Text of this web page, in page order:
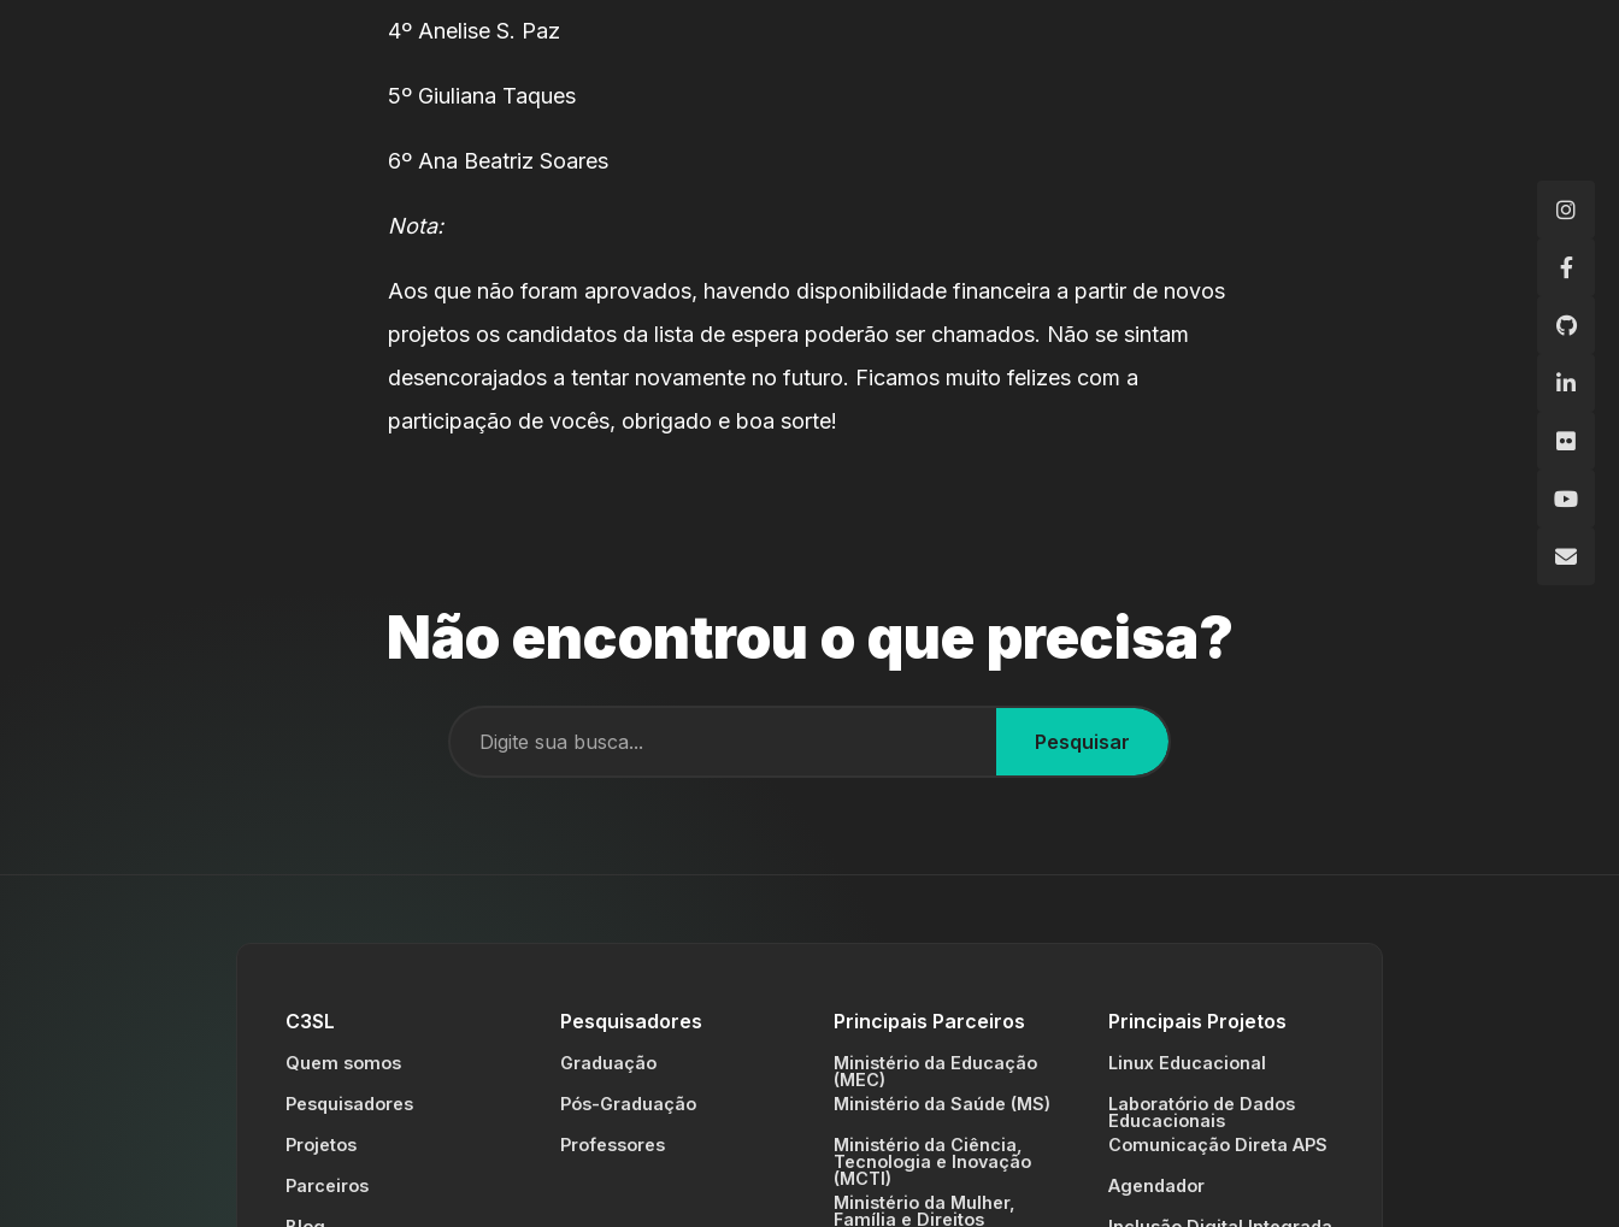
4º Anelise S. Paz
5º Giuliana Taques
6º Ana Beatriz Soares
Nota:
Aos que não foram aprovados, havendo disponibilidade financeira a partir de novos
projetos os candidatos da lista de espera poderão ser chamados. Não se sintam
desencorajados a tentar novamente no futuro. Ficamos muito felizes com a
participação de vocês, obrigado e boa sorte!
Não encontrou o que precisa?
Pesquisar
C3SL
Quem somos
Pesquisadores
Projetos
Parceiros
Pesquisadores
Graduação
Pós-Graduação
Professores
Principais Parceiros
Ministério da Educação
(MEC)
Ministério da Saúde (MS)
Ministério da Ciência,
Tecnologia e Inovação
(MCTI)
Ministério da Mulher,
Família e Direitos
Principais Projetos
Linux Educacional
Laboratório de Dados
Educacionais
Comunicação Direta APS
Agendador